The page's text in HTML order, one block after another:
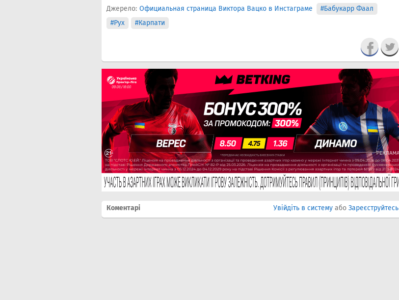
Джерело: Официальная страница Виктора Вацко в Инстаграме
#Бабукарр Фаал
#Рух
#Карпати
Коментарі Увійдіть в систему або Зареєструйтесь